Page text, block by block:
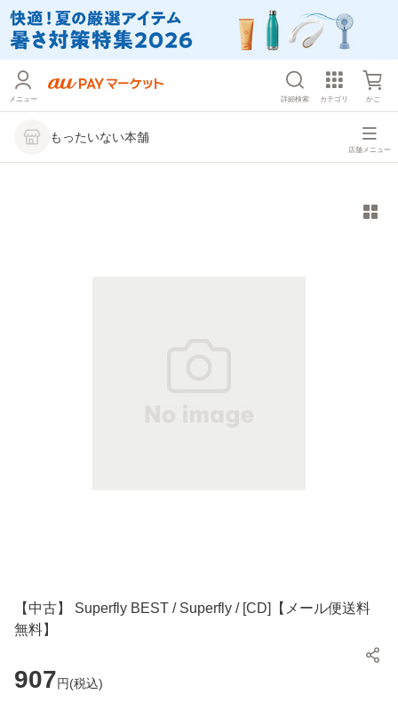
メニュー 詳細検索 カテゴリ かご
もったいない本舗
店舗メニュー
【中古】 Superfly BEST / Superfly / [CD]【メール便送料
無料】
907円(税込)